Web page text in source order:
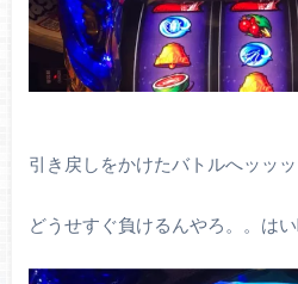
引き戻しをかけたバトルへッッッ
どうせすぐ負けるんやろ。。はい